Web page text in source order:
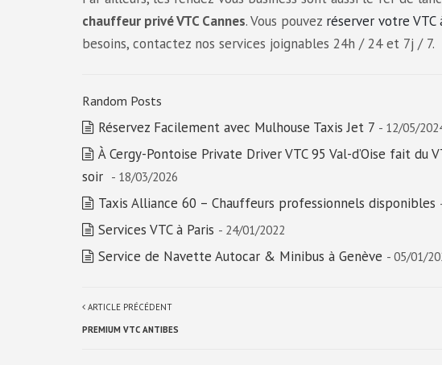
chauffeur privé VTC Cannes. Vous pouvez réserver votre
besoins, contactez nos services joignables 24h / 24 et 7j / 7.
Random Posts
Réservez Facilement avec Mulhouse Taxis Jet 7 - 12/05/
À Cergy-Pontoise Private Driver VTC 95 Val-d’Oise fait du
soir - 18/03/2026
Taxis Alliance 60 – Chauffeurs professionnels disponibles
Services VTC à Paris - 24/01/2022
Service de Navette Autocar & Minibus à Genève - 05/01/
ARTICLE PRÉCÉDENT
PREMIUM VTC ANTIBES